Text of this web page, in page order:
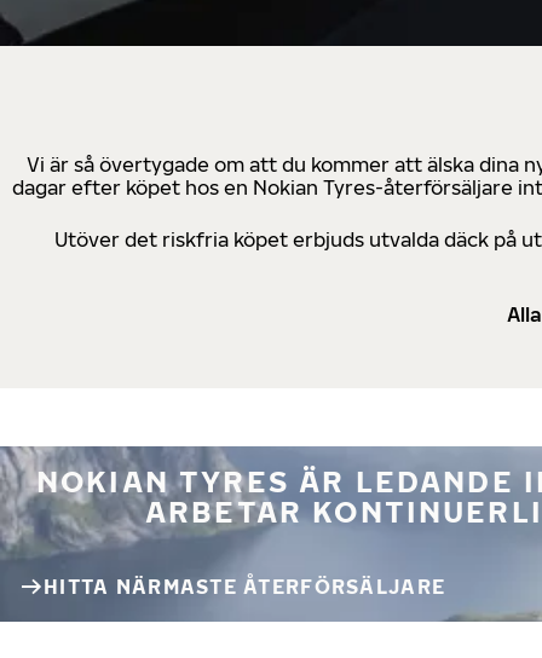
Vi är så övertygade om att du kommer att älska dina
dagar efter köpet hos en Nokian Tyres-återförsäljare
Utöver det riskfria köpet erbjuds utvalda däck på
NOKIAN TYRES ÄR LEDANDE
ARBETAR
HITTA NÄRMASTE ÅTERFÖRSÄLJARE